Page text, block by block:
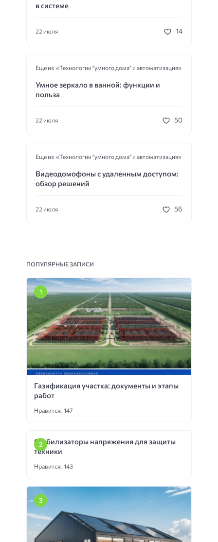
в системе
22 июля 14
Еще из «Технологии "умного дома" и автоматизация»
Умное зеркало в ванной: функции и
польза
22 июля 50
Еще из «Технологии "умного дома" и автоматизация»
Видеодомофоны с удаленным доступом:
обзор решений
22 июля 56
ПОПУЛЯРНЫЕ ЗАПИСИ
Газификация участка: документы и этапы
работ
Нравится: 147
Стабилизаторы напряжения для защиты
техники
Нравится: 143